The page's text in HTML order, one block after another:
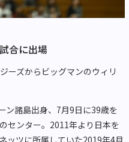
合に出場
ーズからビッグマンのウィリ
ン諸島出身、7月9日に39歳を
センター。2011年より日本を
ッツに所属していた2019年4月